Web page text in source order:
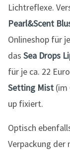
Lichtreflexe.
Pearl&Scent
Onlineshop für
das Sea Drops
für je ca. 22
Setting Mist (im
up fixiert.
Optisch
Verpackung der